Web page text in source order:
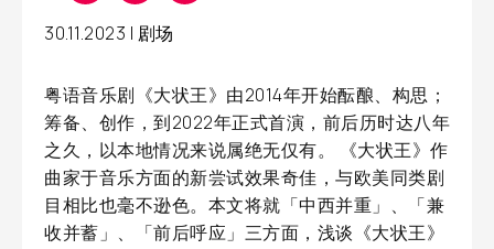
30.11.2023 | 剧场
粤语音乐剧《大状王》由2014年开始酝酿、构思；
筹备、创作，到2022年正式首演，前后历时达八年
之久，以本地情况来说属绝无仅有。 《大状王》作
曲家于音乐方面的新尝试效果奇佳，与欧美同类剧
目相比也毫不逊色。本文将就「中西并重」、「兼
收并蓄」、「前后呼应」三方面，浅谈《大状王》